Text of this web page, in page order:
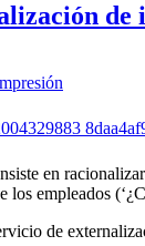
de
en
empleados
de